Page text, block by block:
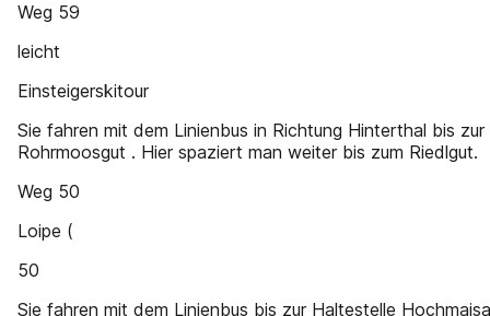
Weg 59
leicht
Einsteigerskitour
Sie fahren mit dem Linienbus in Richtung Hinterthal bis
Rohrmoosgut . Hier spaziert man weiter bis zum Riedlgut.
Weg 50
Loipe (
50
Sie fahren mit dem Linienbus bis zur Haltestelle